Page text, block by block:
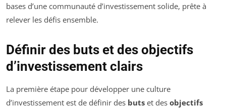
bases d’une communauté d’investissement solide, prête à
relever les défis ensemble.
Définir des buts et des objectifs
d’investissement clairs
La première étape pour développer une culture
d’investissement est de définir des buts et des objectifs